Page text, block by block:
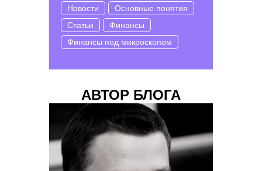
Новости
Основные понятия
Статьи
Финансы
Финансы под микроскопом
АВТОР БЛОГА